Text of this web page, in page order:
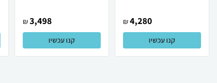
4,280
₪
קנו עכשיו
3,498
₪
קנו עכשיו